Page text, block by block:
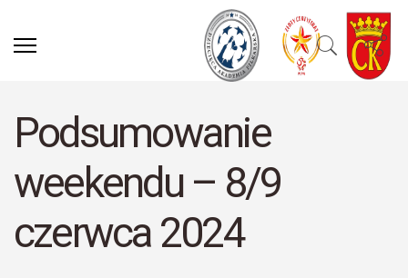
Podsumowanie
weekendu – 8/9
czerwca 2024